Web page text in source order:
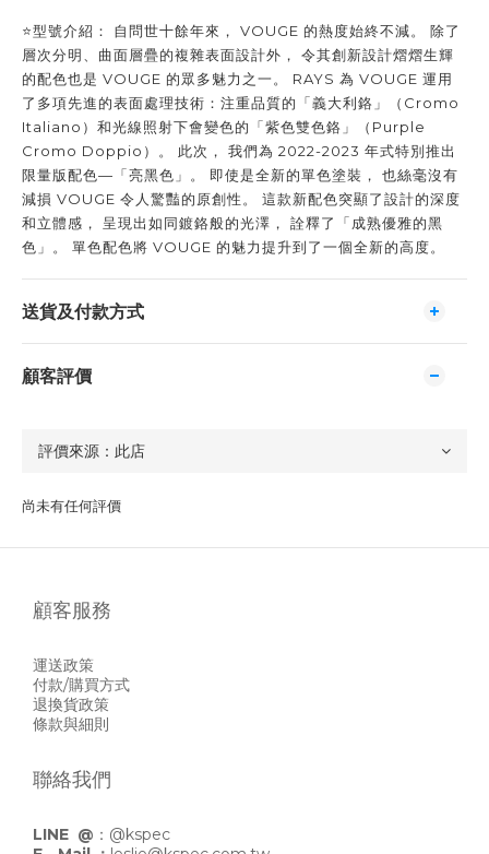
⭐️型號介紹： 自問世十餘年來， VOUGE 的熱度始終不減。 除了
層次分明、曲面層疊的複雜表面設計外， 令其創新設計熠熠生輝
的配色也是 VOUGE 的眾多魅力之一。 RAYS 為 VOUGE 運用
了多項先進的表面處理技術：注重品質的「義大利鉻」（Cromo
Italiano）和光線照射下會變色的「紫色雙色鉻」（Purple
Cromo Doppio）。 此次， 我們為 2022-2023 年式特別推出
限量版配色—「亮黑色」。 即使是全新的單色塗裝， 也絲毫沒有
減損 VOUGE 令人驚豔的原創性。 這款新配色突顯了設計的深度
和立體感， 呈現出如同鍍鉻般的光澤， 詮釋了「成熟優雅的黑
色」。 單色配色將 VOUGE 的魅力提升到了一個全新的高度。
送貨及付款方式
顧客評價
尚未有任何評價
顧客服務
運送政策
付款/購買方式
退換貨政策
條款與細則
聯絡我們
LINE @ ： @kspec